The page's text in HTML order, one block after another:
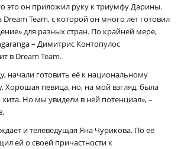
это он приложил руку к триумфу Дарины.
Team, с которой он много лет готовил
для разных стран. По крайней мере,
– Димитрис Контопулос
в Dream Team.
начали готовить её к национальному
Хорошая певица, но, на мой взгляд, была
Но мы увидели в ней потенциал», –
и телеведущая Яна Чурикова. По её
ей о своей причастности к